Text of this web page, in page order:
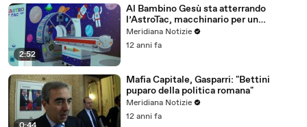
2:52
Al Bambino Gesù sta atterrando
l’AstroTac, macchinario per un
“Ospedale senza dolore”
Meridiana Notizie
12 anni fa
Mafia Capitale, Gasparri: "Bettini
puparo della politica romana"
Meridiana Notizie
12 anni fa